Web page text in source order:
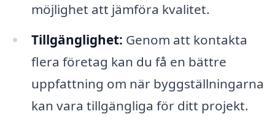
möjlighet att jämföra kvalitet.
Tillgänglighet: Genom att kontakta
flera företag kan du få en bättre
uppfattning om när byggställningarna
kan vara tillgängliga för ditt projekt.